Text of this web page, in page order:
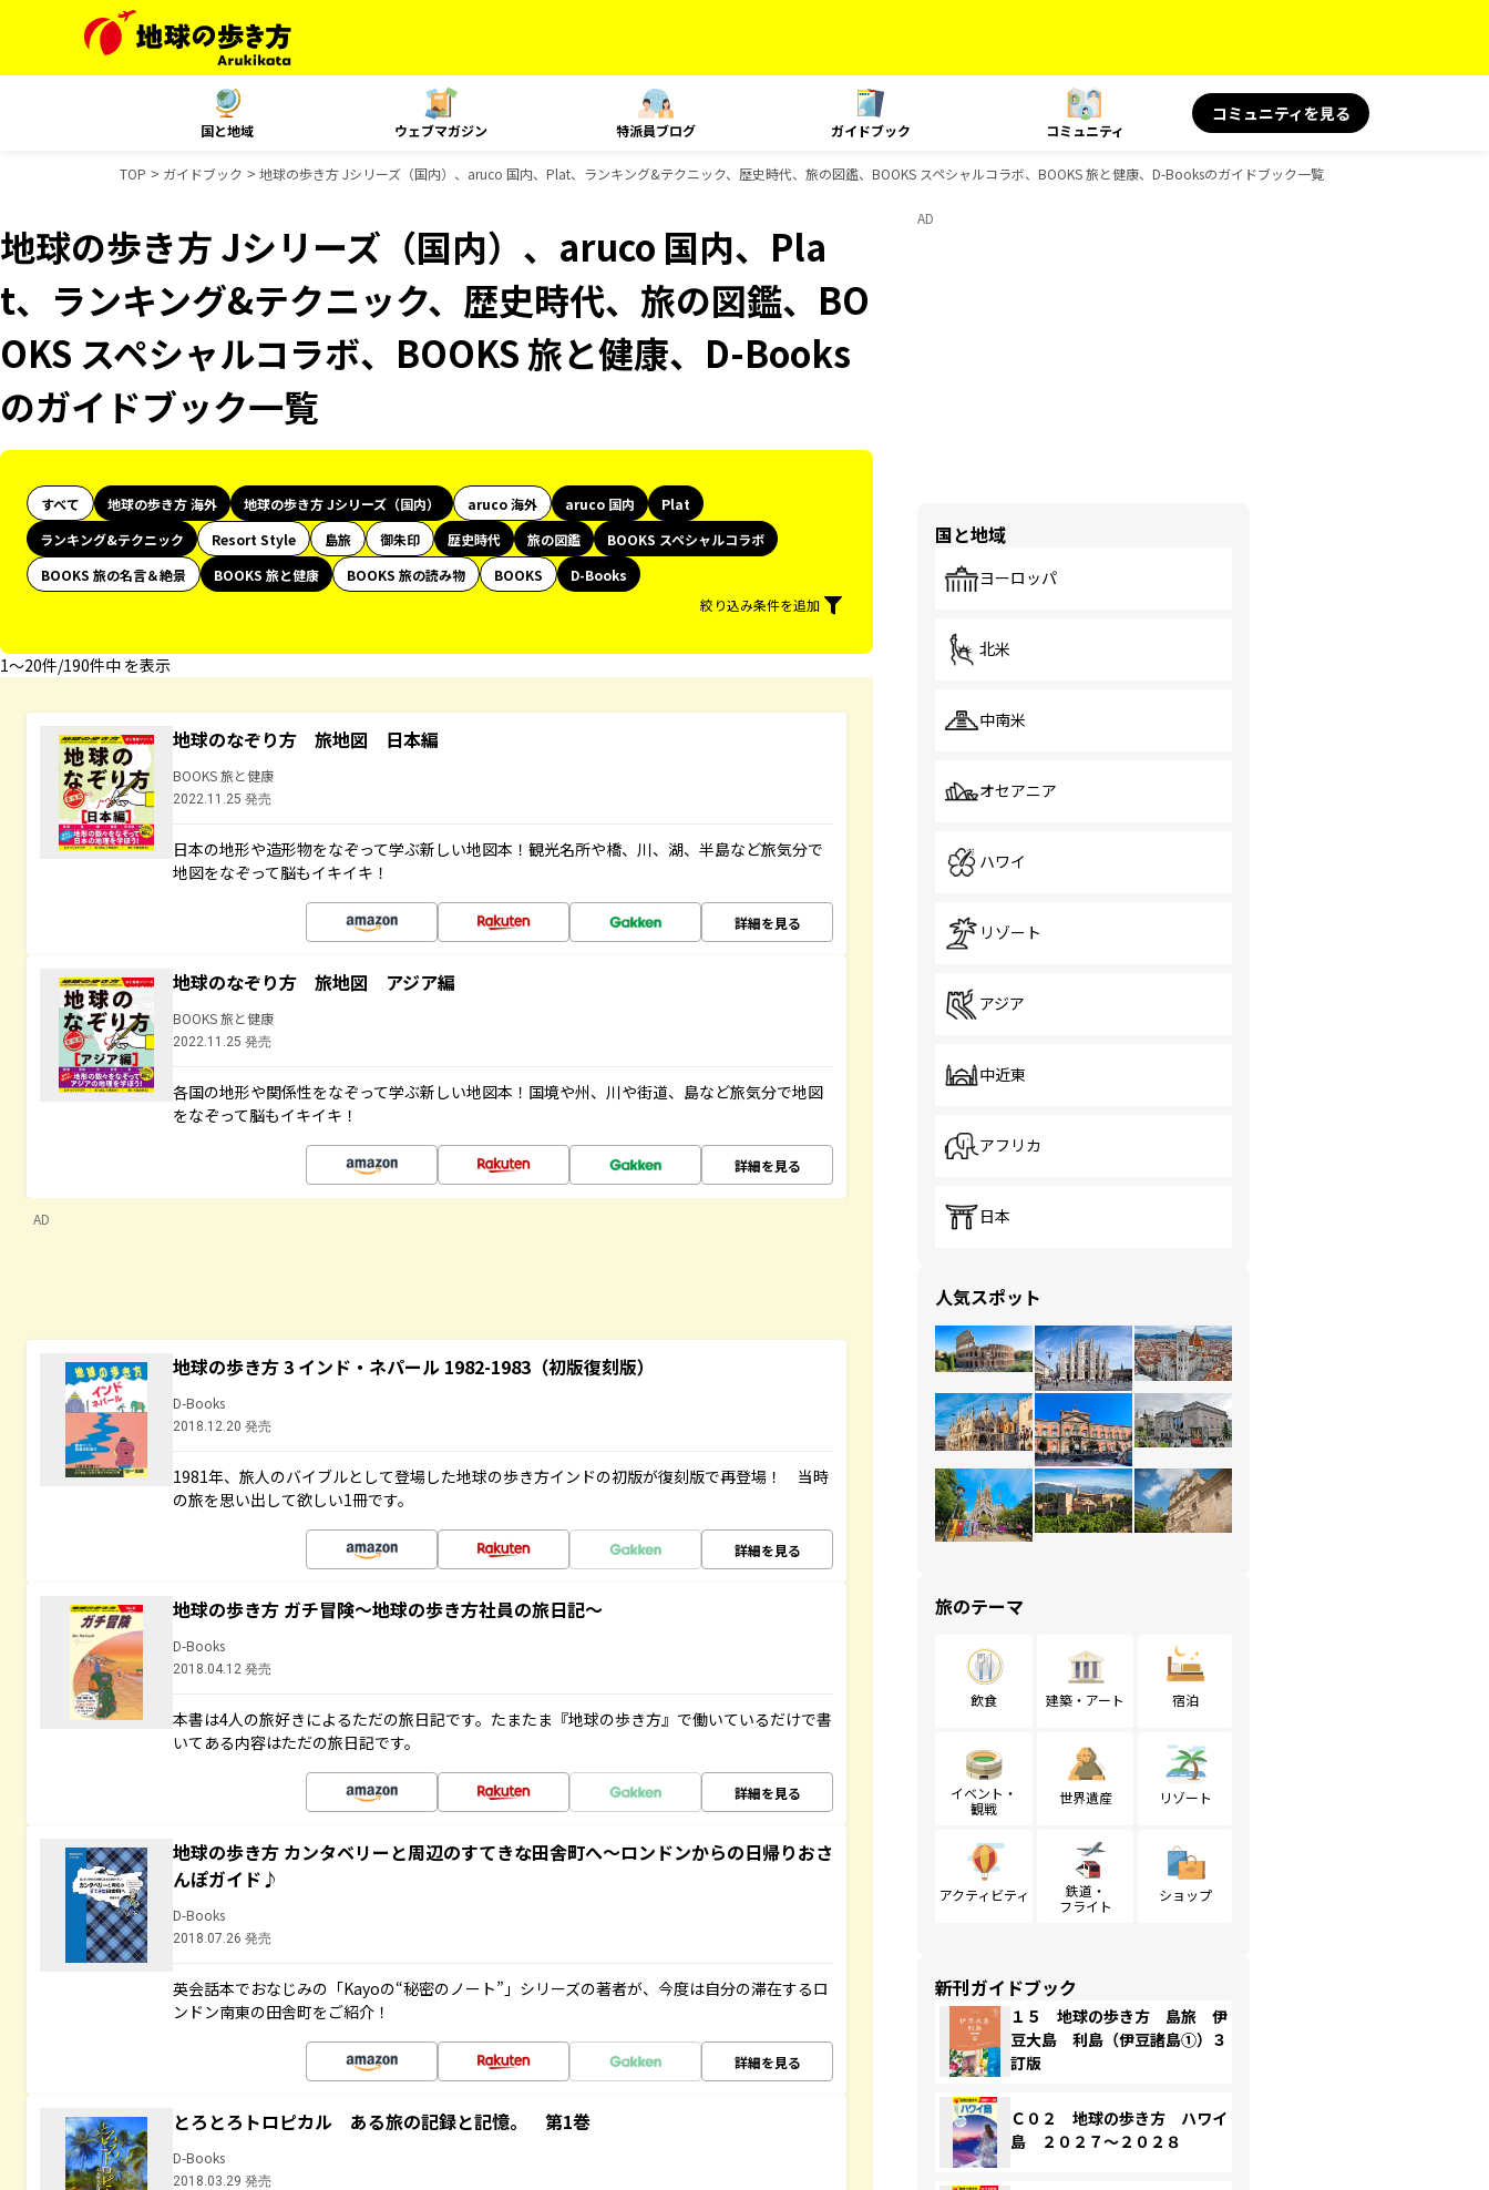
国と地域 ウェブマガジン 特派員ブログ ガイドブック コミュニティ
コミュニティを見る
TOP ガイドブック 地球の歩き方 Jシリーズ（国内）、aruco 国内、Plat、ランキング&テクニック、歴史時代、旅の図鑑、BOOKS スペシャルコラボ、BOOKS 旅と健康、D-Booksのガイドブック一覧
地球の歩き方 Jシリーズ（国内）、aruco 国内、Pla
t、ランキング&テクニック、歴史時代、旅の図鑑、BO
OKS スペシャルコラボ、BOOKS 旅と健康、D-Books
のガイドブック一覧
すべて 地球の歩き方 海外 地球の歩き方 Jシリーズ（国内） aruco 海外 aruco 国内
Plat
ランキング&テクニック
Resort Style 島旅 御朱印 歴史時代 旅の図鑑
BOOKS スペシャルコラボ
BOOKS 旅の名言＆絶景
BOOKS 旅と健康 BOOKS 旅の読み物 BOOKS
D-Books
絞り込み条件を追加
1〜20件/190件中 を表示
地球のなぞり方 旅地図 日本編
BOOKS 旅と健康
2022.11.25 発売
日本の地形や造形物をなぞって学ぶ新しい地図本！観光名所や橋、川、湖、半島など旅気分で
地図をなぞって脳もイキイキ！
詳細を見る
地球のなぞり方 旅地図 アジア編
BOOKS 旅と健康
2022.11.25 発売
各国の地形や関係性をなぞって学ぶ新しい地図本！国境や州、川や街道、島など旅気分で地図
をなぞって脳もイキイキ！
詳細を見る
AD
地球の歩き方 3 インド・ネパール 1982-1983（初版復刻版）
D-Books
2018.12.20 発売
1981年、旅人のバイブルとして登場した地球の歩き方インドの初版が復刻版で再登場！ 当時
の旅を思い出して欲しい1冊です。
詳細を見る
地球の歩き方 ガチ冒険～地球の歩き方社員の旅日記～
D-Books
2018.04.12 発売
本書は4人の旅好きによるただの旅日記です。たまたま『地球の歩き方』で働いているだけで書
いてある内容はただの旅日記です。
詳細を見る
地球の歩き方 カンタベリーと周辺のすてきな田舎町へ～ロンドンからの日帰りおさ
んぽガイド♪
D-Books
2018.07.26 発売
英会話本でおなじみの「Kayoの“秘密のノート”」シリーズの著者が、今度は自分の滞在するロ
ンドン南東の田舎町をご紹介！
詳細を見る
とろとろトロピカル ある旅の記録と記憶。 第1巻
D-Books
2018.03.29 発売
AD
国と地域
ヨーロッパ
北米
中南米
オセアニア
ハワイ
リゾート
アジア
中近東
アフリカ
日本
人気スポット
旅のテーマ
飲食 建築・アート 宿泊
イベント・
観戦
世界遺産 リゾート
アクティビティ
鉄道・
フライト
ショップ
新刊ガイドブック
１５ 地球の歩き方 島旅 伊
豆大島 利島（伊豆諸島①）３
訂版
Ｃ０２ 地球の歩き方 ハワイ
島 ２０２７～２０２８